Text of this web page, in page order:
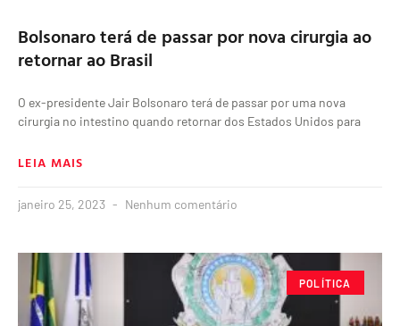
Bolsonaro terá de passar por nova cirurgia ao
retornar ao Brasil
O ex-presidente Jair Bolsonaro terá de passar por uma nova
cirurgia no intestino quando retornar dos Estados Unidos para
LEIA MAIS
janeiro 25, 2023 Nenhum comentário
POLÍTICA